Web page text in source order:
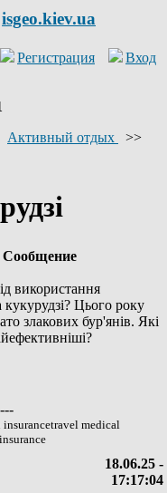
isgeo.kiev.ua
Регистрация
Вход
Активный отдых
>>
Сообщение
використання
кукурудзі? Цього року
злакових бур'янів. Які
insurancetravel medical
18.06.25 -
17:17:04